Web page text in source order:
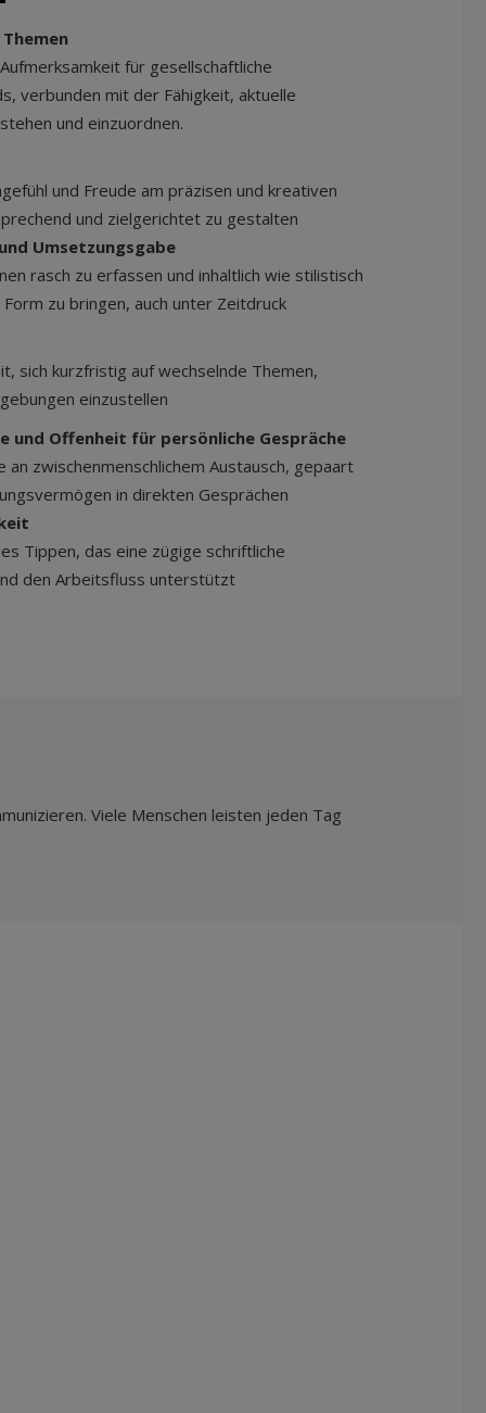
für gesellschaftliche
verbunden mit der Fähigkeit, aktuelle
und einzuordnen.
und Freude am präzisen und kreativen
und zielgerichtet zu gestalten
Umsetzungsgabe
rasch zu erfassen und inhaltlich wie stilistisch
zu bringen, auch unter Zeitdruck
sich kurzfristig auf wechselnde Themen,
einzustellen
und Offenheit für persönliche Gespräche
an zwischenmenschlichem Austausch, gepaart
in direkten Gesprächen
Tippen, das eine zügige schriftliche
den Arbeitsfluss unterstützt
Viele Menschen leisten jeden Tag